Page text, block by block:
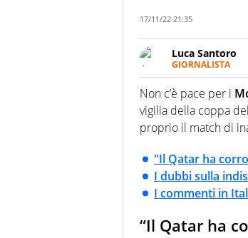
17/11/22 21:35
Luca Santoro
GIORNALISTA
Esperto di
anche senza il
quattro ruote
Non c’è pace per i
vigilia della coppa
proprio il match di
"Il Qatar ha
I dubbi sulla
I commenti in
“Il Qatar ha